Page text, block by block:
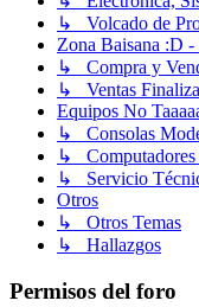
↳ Volcado de
Zona Baisana :D -
↳ Compra y
↳ Ventas
Equipos No
↳ Consolas
↳ Computadores
↳ Servicio
Otros
↳ Otros Temas
↳ Hallazgos
Permisos del foro